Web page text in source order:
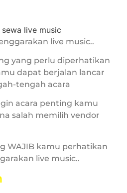
live music..
yang perlu diperhatikan
dapat berjalan lancar
tengah acara
acara penting kamu
salah memilih vendor
WAJIB kamu perhatikan
live music..